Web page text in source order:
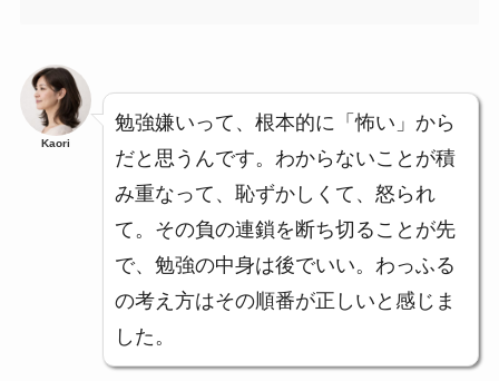
Kaori
勉強嫌いって、根本的に「怖い」から
だと思うんです。わからないことが積
み重なって、恥ずかしくて、怒られ
て。その負の連鎖を断ち切ることが先
で、勉強の中身は後でいい。わっふる
の考え方はその順番が正しいと感じま
した。